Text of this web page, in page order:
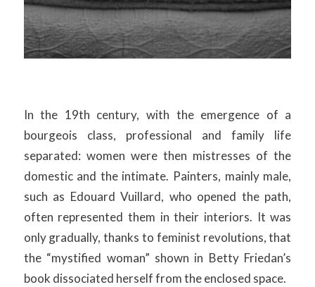
In the 19th century, with the emergence of a
bourgeois class, professional and family life
separated: women were then mistresses of the
domestic and the intimate. Painters, mainly male,
such as Edouard Vuillard, who opened the path,
often represented them in their interiors. It was
only gradually, thanks to feminist revolutions, that
the “mystified woman” shown in Betty Friedan’s
book dissociated herself from the enclosed space.